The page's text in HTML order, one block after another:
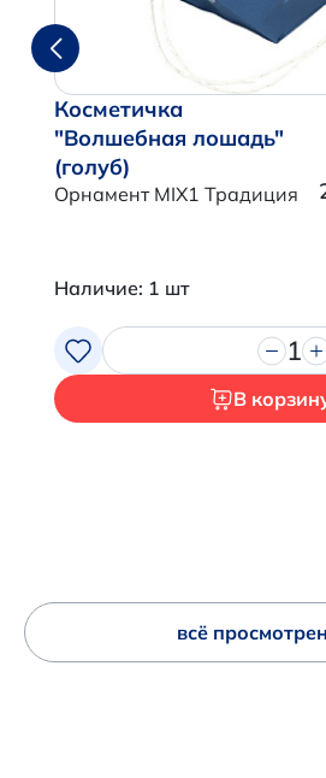
Косметичка
"Волшебная лошадь"
(голуб)
Орнамент MIX1 Традиция
Наличие: 1 шт
1
В
всё